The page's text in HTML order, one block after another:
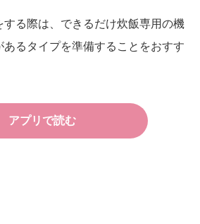
する際は、できるだけ炊飯専用の機
るタイプを準備することをおすす
アプリで読む